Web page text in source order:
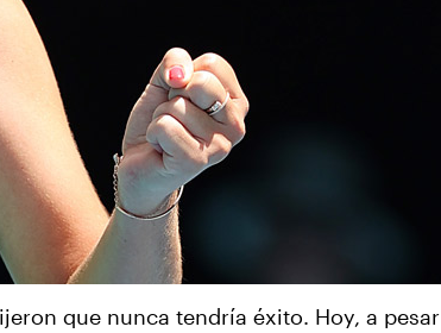
que nunca tendría éxito. Hoy, a pesar